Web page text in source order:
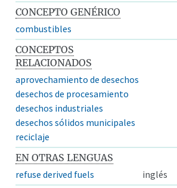
CONCEPTO GENÉRICO
combustibles
CONCEPTOS
RELACIONADOS
aprovechamiento de desechos
desechos de procesamiento
desechos industriales
desechos sólidos municipales
reciclaje
EN OTRAS LENGUAS
refuse derived fuels
inglés